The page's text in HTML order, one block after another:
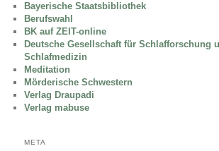
Bayerische Staatsbibliothek
Berufswahl
BK auf ZEIT-online
Deutsche Gesellschaft für Schlafforschung
Schlafmedizin
Meditation
Mörderische Schwestern
Verlag Draupadi
Verlag mabuse
META